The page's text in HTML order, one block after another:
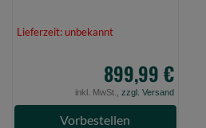
Lieferzeit: unbekannt
899,99 €
inkl. MwSt., zzgl. Versand
Vorbestellen